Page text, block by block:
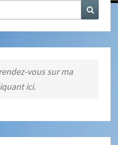
vous sur ma
ici.